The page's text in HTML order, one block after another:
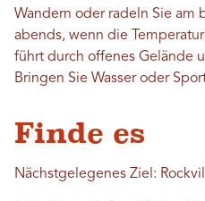
Wandern oder radeln Sie am
abends, wenn die
führt durch offenes Gelände
Bringen Sie Wasser oder
Finde es
Nächstgelegenes Ziel: